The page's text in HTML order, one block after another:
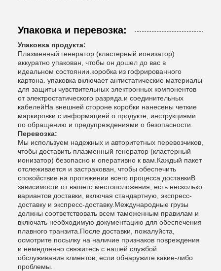
Упаковка и перевозка:
Упаковка продукта:
Плазменный генератор (кластерный ионизатор)
аккуратно упакован, чтобы он дошел до вас в
идеальном состоянии.коробка из гофрированного
картона. упаковка включает антистатические материалы
для защиты чувствительных электронных компонентов
от электростатического разряда.и соединительных
кабелейНа внешней стороне коробки нанесены четкие
маркировки с информацией о продукте, инструкциями
по обращению и предупреждениями о безопасности.
Перевозка:
Мы используем надежных и авторитетных перевозчиков,
чтобы доставить плазменный генератор (кластерный
ионизатор) безопасно и оперативно к вам.Каждый пакет
отслеживается и застрахован, чтобы обеспечить
спокойствие на протяжении всего процесса доставкиВ
зависимости от вашего местоположения, есть несколько
вариантов доставки, включая стандартную, экспресс-
доставку и экспресс-доставку.Международные грузы
должны соответствовать всем таможенным правилам и
включать необходимую документацию для обеспечения
плавного транзита.После доставки, пожалуйста,
осмотрите посылку на наличие признаков повреждения
и немедленно свяжитесь с нашей службой
обслуживания клиентов, если обнаружите какие-либо
проблемы.